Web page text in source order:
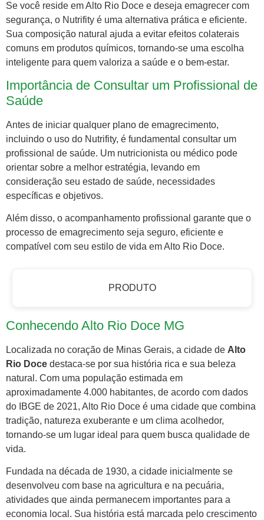
Se você reside em Alto Rio Doce e deseja emagrecer com
segurança, o Nutrifity é uma alternativa prática e eficiente.
Sua composição natural ajuda a evitar efeitos colaterais
comuns em produtos químicos, tornando-se uma escolha
inteligente para quem valoriza a saúde e o bem-estar.
Importância de Consultar um Profissional de
Saúde
Antes de iniciar qualquer plano de emagrecimento,
incluindo o uso do Nutrifity, é fundamental consultar um
profissional de saúde. Um nutricionista ou médico pode
orientar sobre a melhor estratégia, levando em
consideração seu estado de saúde, necessidades
específicas e objetivos.
Além disso, o acompanhamento profissional garante que o
processo de emagrecimento seja seguro, eficiente e
compatível com seu estilo de vida em Alto Rio Doce.
PRODUTO
Conhecendo Alto Rio Doce MG
Localizada no coração de Minas Gerais, a cidade de Alto
Rio Doce destaca-se por sua história rica e sua beleza
natural. Com uma população estimada em
aproximadamente 4.000 habitantes, de acordo com dados
do IBGE de 2021, Alto Rio Doce é uma cidade que combina
tradição, natureza exuberante e um clima acolhedor,
tornando-se um lugar ideal para quem busca qualidade de
vida.
Fundada na década de 1930, a cidade inicialmente se
desenvolveu com base na agricultura e na pecuária,
atividades que ainda permanecem importantes para a
economia local. Sua história está marcada pelo crescimento